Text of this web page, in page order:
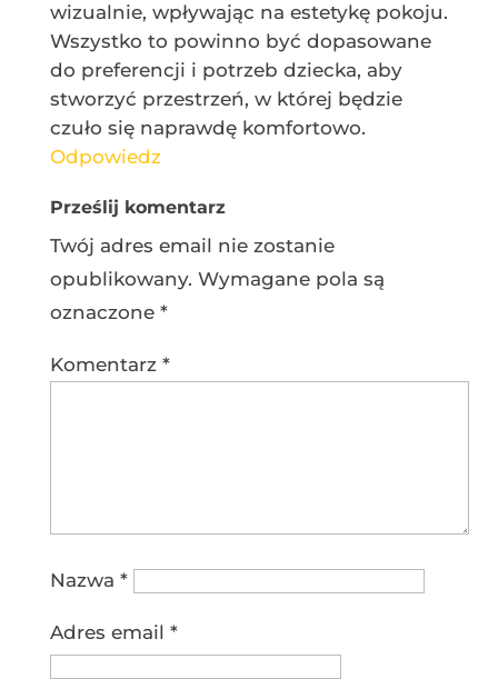
wizualnie, wpływając na estetykę pokoju.
Wszystko to powinno być dopasowane
do preferencji i potrzeb dziecka, aby
stworzyć przestrzeń, w której będzie
czuło się naprawdę komfortowo.
Odpowiedz
Prześlij komentarz
Twój adres email nie zostanie
opublikowany. Wymagane pola są
oznaczone *
Komentarz *
Nazwa *
Adres email *